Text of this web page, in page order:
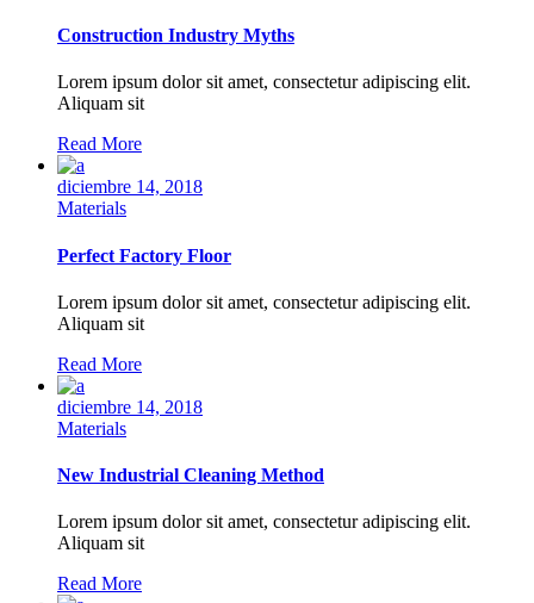
Construction Industry Myths
Lorem ipsum dolor sit amet, consectetur adipiscing elit.
Aliquam sit
Read More
diciembre 14, 2018
Materials
Perfect Factory Floor
Lorem ipsum dolor sit amet, consectetur adipiscing elit.
Aliquam sit
Read More
diciembre 14, 2018
Materials
New Industrial Cleaning Method
Lorem ipsum dolor sit amet, consectetur adipiscing elit.
Aliquam sit
Read More